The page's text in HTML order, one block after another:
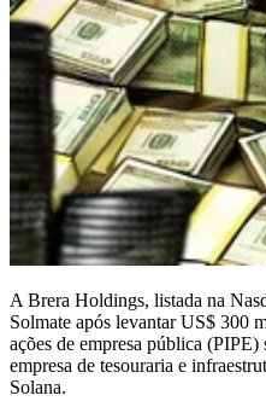
A Brera Holdings, listada na
Solmate após levantar US$ 300
ações de empresa pública
empresa de tesouraria e
Solana.